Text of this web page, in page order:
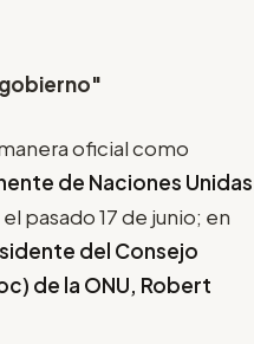
oficial como
de Naciones Unidas
el pasado 17 de junio; en
del Consejo
de la ONU, Robert